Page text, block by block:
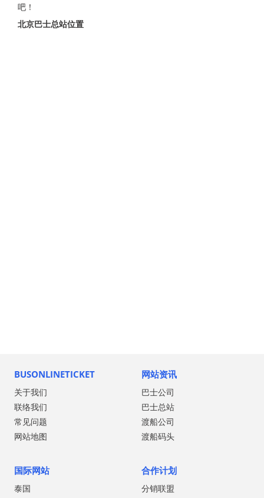
吧！
北京巴士总站位置
BUSONLINETICKET
关于我们
联络我们
常见问题
网站地图
网站资讯
巴士公司
巴士总站
渡船公司
渡船码头
国际网站
泰国
合作计划
分销联盟